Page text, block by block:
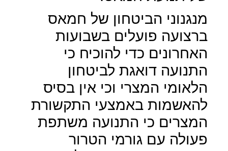
מנגנוני הביטחון של חמאס
ברצועה פועלים בשבועות
האחרונים כדי להוכיח כי
התנועה דואגת לביטחון
הלאומי המצרי וכי אין בסיס
להאשמות באמצעי התקשורת
המצרים כי התנועה משתפת
פעולה עם גורמי הטרור